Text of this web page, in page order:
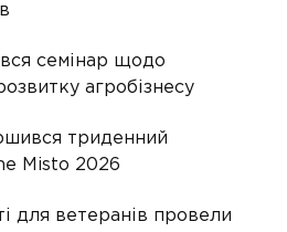
семінар щодо
агробізнесу
триденний
Misto 2026
для ветеранів провели